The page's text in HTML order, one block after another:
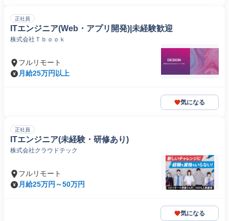
正社員
ITエンジニア(Web・アプリ開発)|未経験歓迎
株式会社Ｔｂｏｏｋ
フルリモート
月給25万円以上
気になる
正社員
ITエンジニア(未経験・研修あり)
株式会社クラウドテック
フルリモート
月給25万円～50万円
気になる